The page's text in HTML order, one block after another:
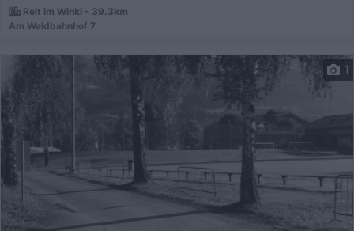
Reit im Winkl - 39.3km
Am Waldbahnhof 7
1